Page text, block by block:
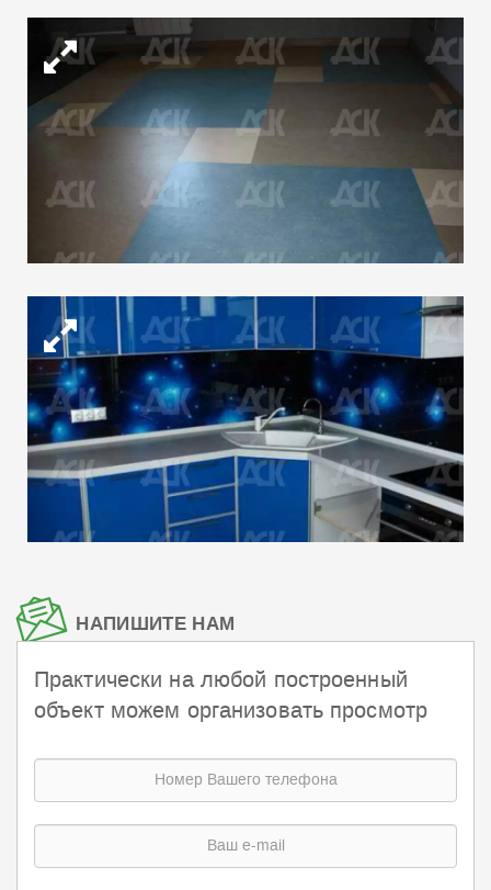
НАПИШИТЕ НАМ
Практически на любой построенный
объект можем организовать просмотр